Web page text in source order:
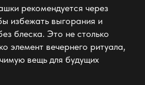
рекомендуется через
избежать выгорания и
блеска. Это не столько
элемент вечернего ритуала,
вещь для будущих